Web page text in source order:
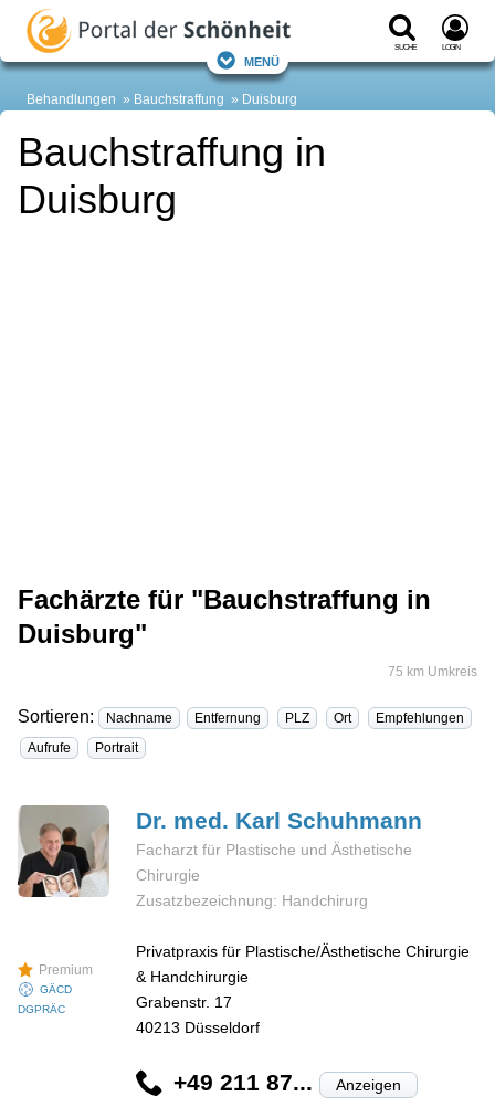
Suche Login
Menü
Behandlungen Bauchstraffung Duisburg
Bauchstraffung in
Duisburg
Fachärzte für "Bauchstraffung in
Duisburg"
75 km Umkreis
Sortieren: Nachname Entfernung PLZ Ort
Empfehlungen
Aufrufe
Portrait
Premium
GÄCD
DGPRÄC
Dr. med. KarlSchuhmann
Facharzt für Plastische und Ästhetische
Chirurgie
Zusatzbezeichnung: Handchirurg
Privatpraxis für Plastische/Ästhetische Chirurgie
& Handchirurgie
Grabenstr. 17
40213 Düsseldorf
+49 211 87... Anzeigen